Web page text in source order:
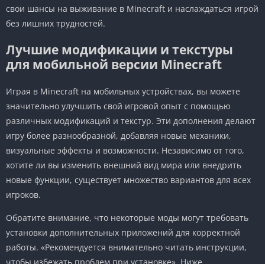
свои шансы на выживание в Minecraft и наслаждаться игрой
без лишних трудностей.
Лучшие модификации и текстуры
для мобильной версии Minecraft
Играя в Minecraft на мобильных устройствах, вы можете
значительно улучшить свой игровой опыт с помощью
различных модификаций и текстур. Эти дополнения делают
игру более разнообразной, добавляя новые механики,
визуальные эффекты и возможности. Независимо от того,
хотите ли вы изменить внешний вид мира или внедрить
новые функции, существует множество вариантов для всех
игроков.
Обратите внимание, что некоторые моды могут требовать
установки дополнительных приложений для корректной
работы. «Рекомендуется внимательно читать инструкции,
чтобы избежать проблем при установке». Ниже